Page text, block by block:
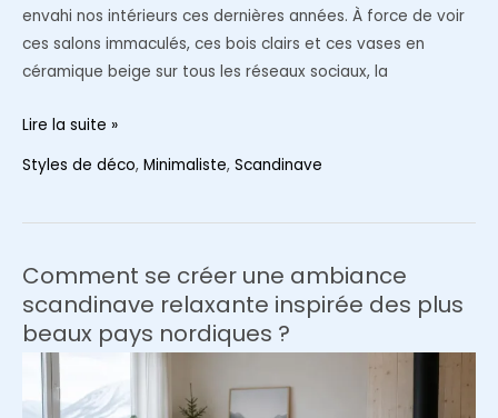
envahi nos intérieurs ces dernières années. À force de voir
ces salons immaculés, ces bois clairs et ces vases en
céramique beige sur tous les réseaux sociaux, la
La
déco
elle
?
L’avis
notre
Lire la suite »
Styles de déco, Minimaliste, Scandinave
Comment se créer une ambiance
scandinave relaxante inspirée des plus
beaux pays nordiques ?